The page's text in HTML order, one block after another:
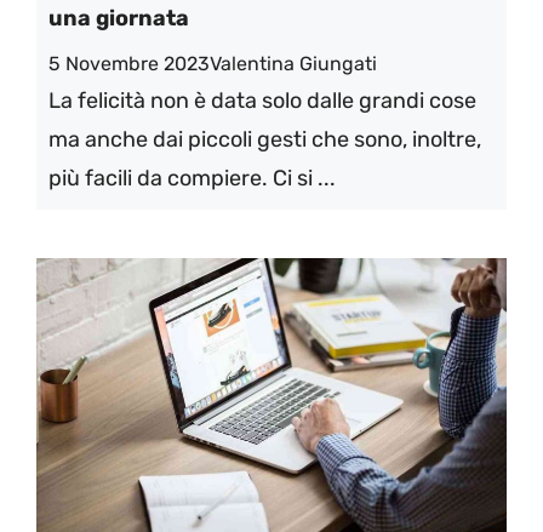
una giornata
5 Novembre 2023Valentina Giungati
La felicità non è data solo dalle grandi cose
ma anche dai piccoli gesti che sono, inoltre,
più facili da compiere. Ci si ...